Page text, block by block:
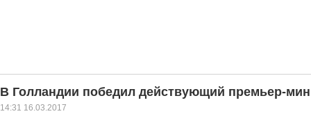
В Голландии победил действующий премьер-
14:31 16.03.2017